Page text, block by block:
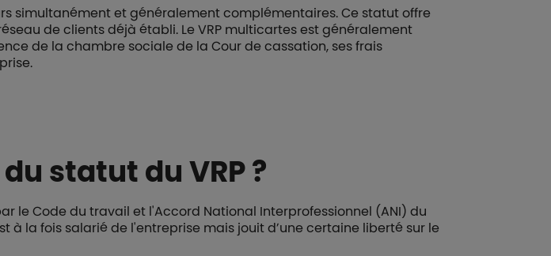
simultanément et généralement complémentaires. Ce statut offre
de clients déjà établi. Le VRP multicartes est généralement
de la chambre sociale de la Cour de cassation, ses frais
statut du VRP ?
le Code du travail et l'Accord National Interprofessionnel (ANI) du
à la fois salarié de l'entreprise mais jouit d’une certaine liberté sur le